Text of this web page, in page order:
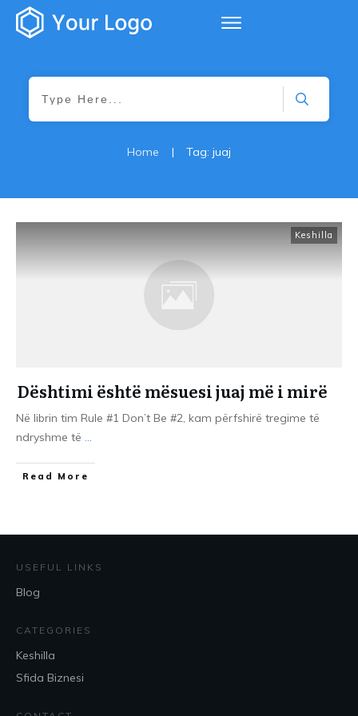
Home | Tag: juaj
Keshilla
Dështimi është mësuesi juaj më i mirë
Në librin tim Rule #1 Don’t Be #2, kam përfshirë tregime të
ndryshme të ...
​Read More
USEFUL LINKS
Blog
CATEGORIES
Keshilla
Sfida Biznesi